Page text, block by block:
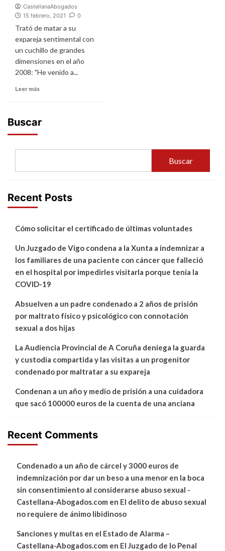
CastellanaAbogados
15 febrero, 2021
0
Trató de matar a su
expareja sentimental con
un cuchillo de grandes
dimensiones en el año
2008: "He venido a...
Leer más
Buscar
Buscar
Recent Posts
Cómo solicitar el certificado de últimas voluntades
Un Juzgado de Vigo condena a la Xunta a indemnizar a
los familiares de una paciente con cáncer que falleció
en el hospital por impedirles visitarla porque tenía la
COVID-19
Absuelven a un padre condenado a 2 años de prisión
por maltrato físico y psicológico con connotación
sexual a dos hijas
La Audiencia Provincial de A Coruña deniega la guarda
y custodia compartida y las visitas a un progenitor
condenado por maltratar a su expareja
Condenan a un año y medio de prisión a una cuidadora
que sacó 100000 euros de la cuenta de una anciana
Recent Comments
Condenado a un año de cárcel y 3000 euros de
indemnización por dar un beso a una menor en la boca
sin consentimiento al considerarse abuso sexual -
Castellana-Abogados.com en El delito de abuso sexual
no requiere de ánimo libidinoso
Sanciones y multas en el Estado de Alarma –
Castellana-Abogados.com en El Juzgado de lo Penal